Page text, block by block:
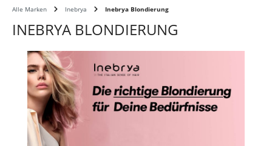
Alle Marken Inebrya Inebrya Blondierung
INEBRYA BLONDIERUNG
Bildergalerie überspringen